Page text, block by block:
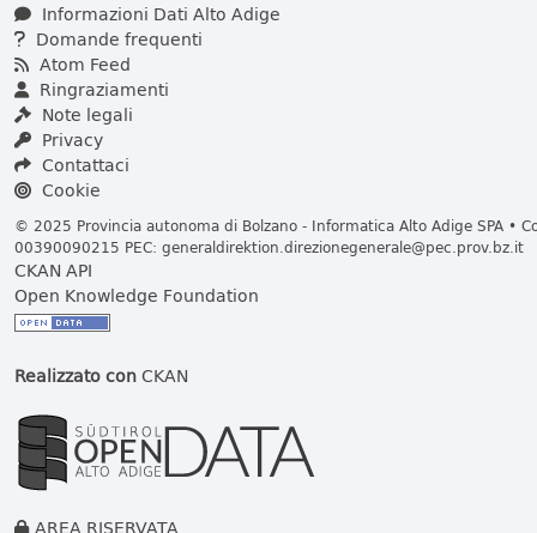
Informazioni Dati Alto Adige
Domande frequenti
Atom Feed
Ringraziamenti
Note legali
Privacy
Contattaci
Cookie
© 2025 Provincia autonoma di Bolzano - Informatica Alto Adige SPA •
00390090215 PEC: generaldirektion.direzionegenerale@pec.prov.bz.it
CKAN API
Open Knowledge Foundation
Realizzato conCKAN
AREA RISERVATA